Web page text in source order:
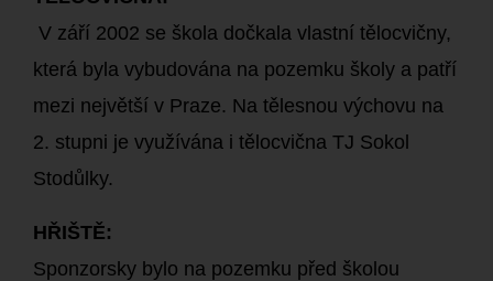
V září 2002 se škola dočkala vlastní tělocvičny,
která byla vybudována na pozemku školy a patří
mezi největší v Praze. Na tělesnou výchovu na
2. stupni je využívána i tělocvična TJ Sokol
Stodůlky.
HŘIŠTĚ:
Sponzorsky bylo na pozemku před školou